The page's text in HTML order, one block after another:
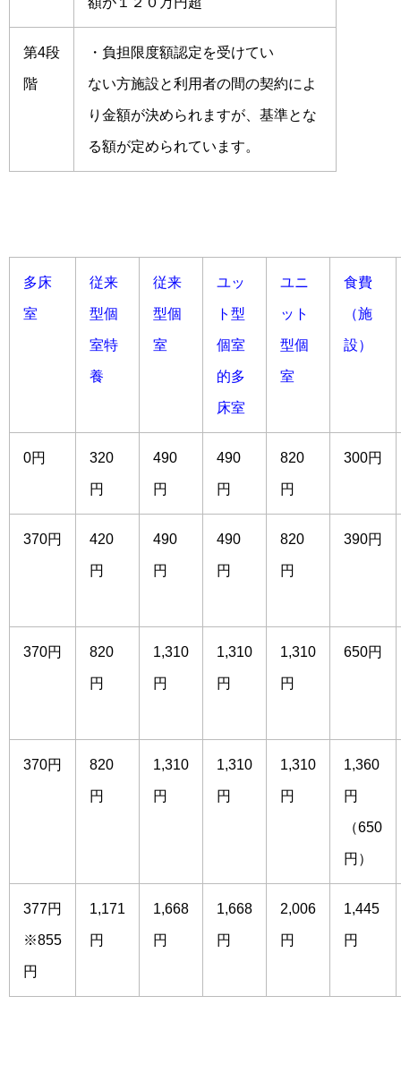
第4段
階
・負担限度額認定を受けてい
ない方施設と利用者の間の契約によ
り金額が決められますが、基準とな
る額が定められています。
多床
室
従来
型個
室特
養
従来
型個
室
ユッ
ト型
個室
的多
床室
ユニ
ット
型個
室
食費
（施
設）
0円 320
円
490
円
490
円
820
円
300円
370円 420
円
490
円
490
円
820
円
390円
370円 820
円
1,310
円
1,310
円
1,310
円
650円
370円 820
円
1,310
円
1,310
円
1,310
円
1,360
円
（650
円）
377円
※855
円
1,171
円
1,668
円
1,668
円
2,006
円
1,445
円